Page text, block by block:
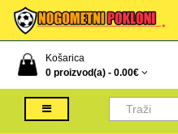
Košarica
0 proizvod(a) - 0.00€